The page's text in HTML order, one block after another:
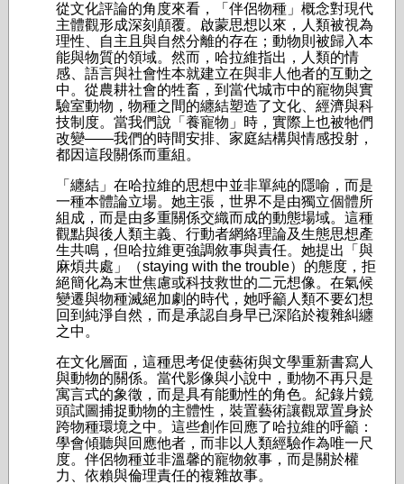
從文化評論的角度來看，「伴侶物種」概念對現代
主體觀形成深刻顛覆。啟蒙思想以來，人類被視為
理性、自主且與自然分離的存在；動物則被歸入本
能與物質的領域。然而，哈拉維指出，人類的情
感、語言與社會性本就建立在與非人他者的互動之
中。從農耕社會的牲畜，到當代城市中的寵物與實
驗室動物，物種之間的纏結塑造了文化、經濟與科
技制度。當我們說「養寵物」時，實際上也被牠們
改變——我們的時間安排、家庭結構與情感投射，
都因這段關係而重組。
「纏結」在哈拉維的思想中並非單純的隱喻，而是
一種本體論立場。她主張，世界不是由獨立個體所
組成，而是由多重關係交織而成的動態場域。這種
觀點與後人類主義、行動者網絡理論及生態思想產
生共鳴，但哈拉維更強調敘事與責任。她提出「與
麻煩共處」（staying with the trouble）的態度，拒
絕簡化為末世焦慮或科技救世的二元想像。在氣候
變遷與物種滅絕加劇的時代，她呼籲人類不要幻想
回到純淨自然，而是承認自身早已深陷於複雜糾纏
之中。
在文化層面，這種思考促使藝術與文學重新書寫人
與動物的關係。當代影像與小說中，動物不再只是
寓言式的象徵，而是具有能動性的角色。紀錄片鏡
頭試圖捕捉動物的主體性，裝置藝術讓觀眾置身於
跨物種環境之中。這些創作回應了哈拉維的呼籲：
學會傾聽與回應他者，而非以人類經驗作為唯一尺
度。伴侶物種並非溫馨的寵物敘事，而是關於權
力、依賴與倫理責任的複雜故事。